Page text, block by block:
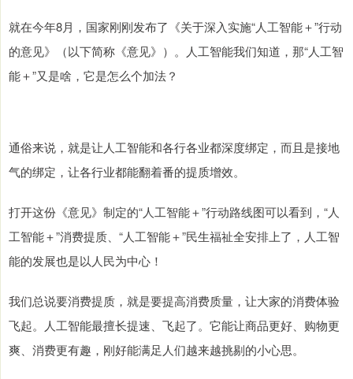
就在今年8月，国家刚刚发布了《关于深入实施“人工智能＋”行动
的意见》（以下简称《意见》）。人工智能我们知道，那“人工智
能＋”又是啥，它是怎么个加法？
通俗来说，就是让人工智能和各行各业都深度绑定，而且是接地
气的绑定，让各行业都能翻着番的提质增效。
打开这份《意见》制定的“人工智能＋”行动路线图可以看到，“人
工智能＋”消费提质、“人工智能＋”民生福祉全安排上了，人工智
能的发展也是以人民为中心！
我们总说要消费提质，就是要提高消费质量，让大家的消费体验
飞起。人工智能最擅长提速、飞起了。它能让商品更好、购物更
爽、消费更有趣，刚好能满足人们越来越挑剔的小心思。